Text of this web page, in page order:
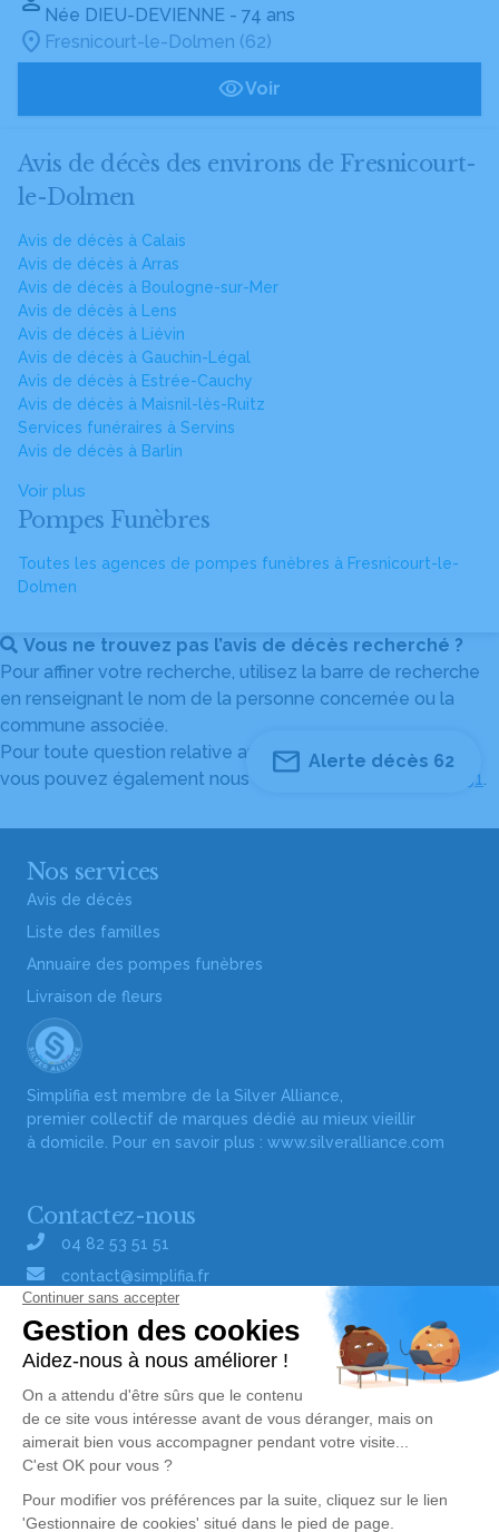
Née DIEU-DEVIENNE - 74 ans
Fresnicourt-le-Dolmen (62)
Voir
Avis de décès des environs de Fresnicourt-
le-Dolmen
Avis de décès à Calais
Avis de décès à Arras
Avis de décès à Boulogne-sur-Mer
Avis de décès à Lens
Avis de décès à Liévin
Avis de décès à Gauchin-Légal
Avis de décès à Estrée-Cauchy
Avis de décès à Maisnil-lès-Ruitz
Services funéraires à Servins
Avis de décès à Barlin
Voir plus
Pompes Funèbres
Toutes les agences de pompes funèbres à Fresnicourt-le-
Dolmen
Vous ne trouvez pas l’avis de décès recherché ?
Pour affiner votre recherche, utilisez la barre de recherche
en renseignant le nom de la personne concernée ou la
commune associée.
Pour toute question relative au fonctionnement du site,
vous pouvez également nous contacter au
04 82 53 51 51.
Alerte décès 62
Nos services
Avis de décès
Liste des familles
Annuaire des pompes funèbres
Livraison de fleurs
Simplifia est membre de la Silver Alliance,
premier collectif de marques dédié au mieux vieillir
à domicile. Pour en savoir plus : www.silveralliance.com
Contactez-nous
04 82 53 51 51
contact@simplifia.fr
Réseaux sociaux
Liens utiles
Publier un avis de décès
Signaler un abus/une erreur